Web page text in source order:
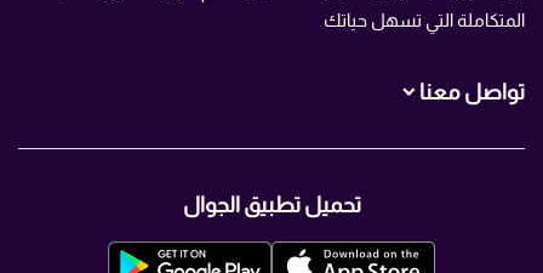
المتكاملة التي تسهل حياتك
تواصل معنا
info@TMN.sa
تحميل تطبيق الجوال